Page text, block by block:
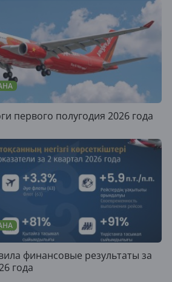
первого полугодия 2026 года
финансовые результаты за
года